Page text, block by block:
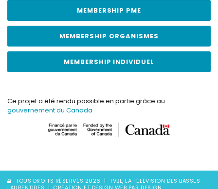
MEMBERSHIP PME
MEMBERSHIP ORGANISMES
MEMBERSHIP INDIVIDUEL
Ce projet a été rendu possible en partie grâce au
gouvernement du Canada
TOUS DROITS RÉSERVÉS 2026
TVBL, LA TÉLÉVISION DES BASSES-